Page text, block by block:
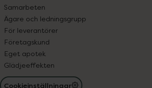
Samarbeten
Ägare och ledningsgrupp
För leverantörer
Företagskund
Eget apotek
Glädjeeffekten
Cookieinställningar